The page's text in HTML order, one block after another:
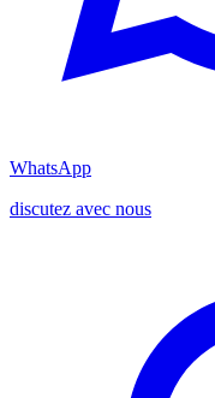
WhatsApp
discutez avec nous